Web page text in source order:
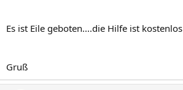
Es ist Eile geboten....die Hilfe ist kostenlos
Gruß